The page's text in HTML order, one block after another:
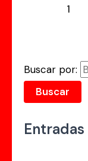
1
Buscar por: